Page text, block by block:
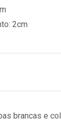
2cm
brancas e